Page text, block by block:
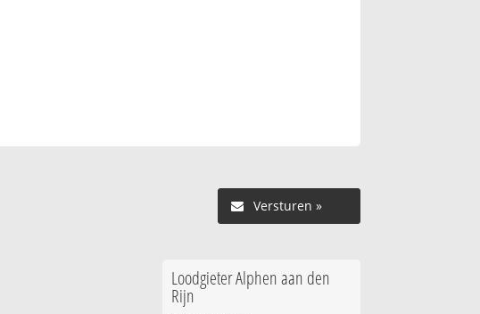
Versturen »
Loodgieter Alphen aan den
Rijn